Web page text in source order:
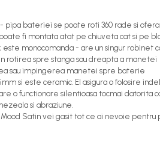
bateriei se poate roti 360 rade si
fi montata atat pe chiuveta cat si pe
este monocomanda - are un singur
rotirea spre stanga sau dreapta a manetei
sau impingerea manetei spre baterie
si este ceramic. El asigura o folosire
o functionare silentioasa tocmai datorita
si abraziune.
Satin vei gasit tot ce ai nevoie pentru